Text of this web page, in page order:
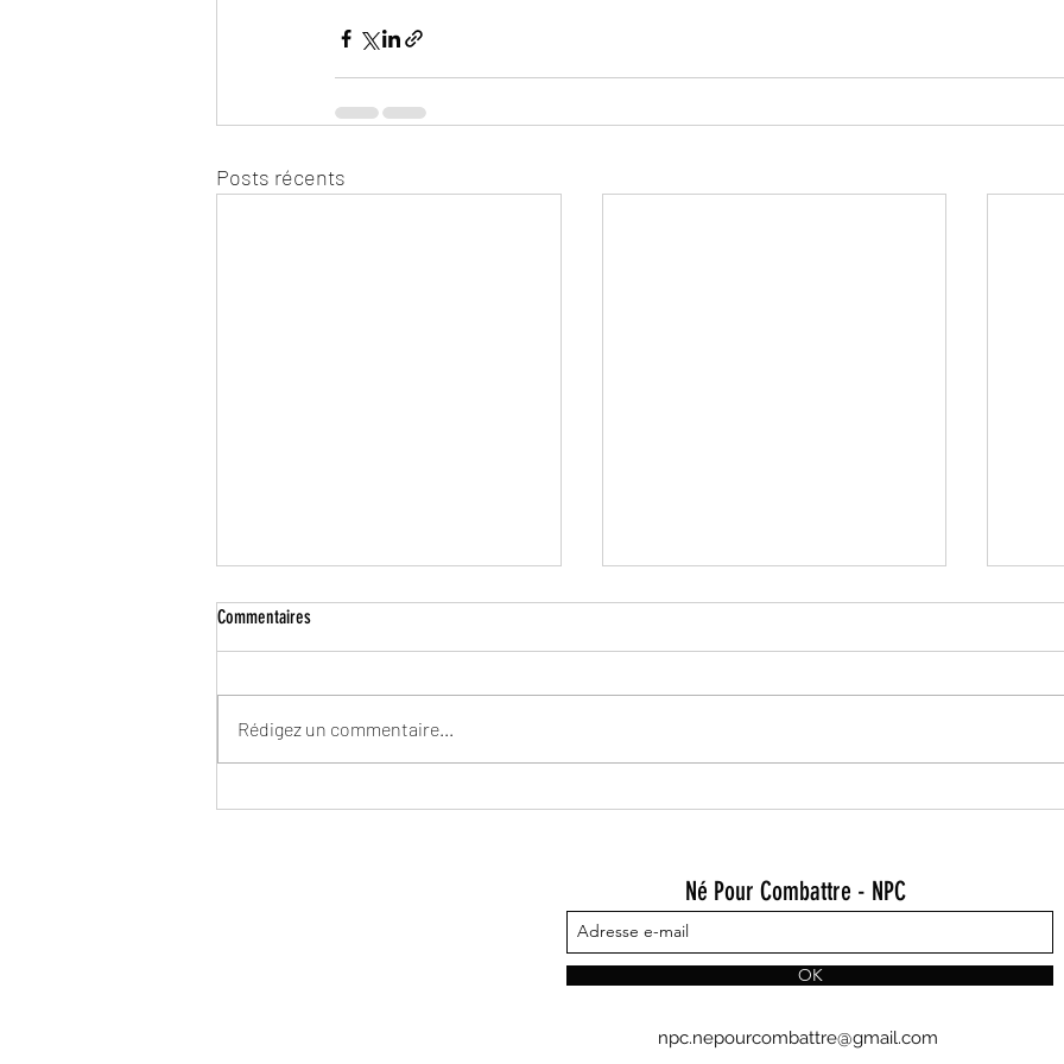
Posts récents
Commentaires
Rédigez un commentaire...
Né Pour Combattre - NPC
OK
npc.nepourcombattre@gmail.com